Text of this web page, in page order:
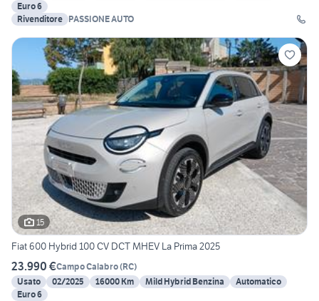
Euro 6
Rivenditore PASSIONE AUTO
15
Fiat 600 Hybrid 100 CV DCT MHEV La Prima 2025
23.990 €Campo Calabro(RC)
Usato
02/2025 16000 Km Mild Hybrid Benzina
Automatico
Euro 6